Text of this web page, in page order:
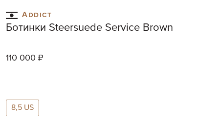
to
the
beginning
images
Addict
Ботинки Steersuede Service Brown
110 000 ₽
8,5 US